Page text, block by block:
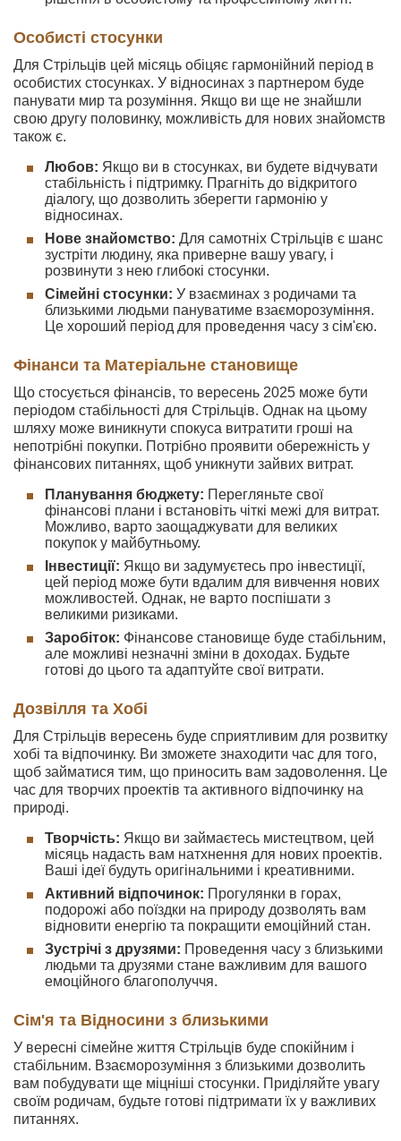
Особисті стосунки
Для Стрільців цей місяць обіцяє гармонійний період в
особистих стосунках. У відносинах з партнером буде
панувати мир та розуміння. Якщо ви ще не знайшли
свою другу половинку, можливість для нових знайомств
також є.
Любов: Якщо ви в стосунках, ви будете відчувати
стабільність і підтримку. Прагніть до відкритого
діалогу, що дозволить зберегти гармонію у
відносинах.
Нове знайомство: Для самотніх Стрільців є шанс
зустріти людину, яка приверне вашу увагу, і
розвинути з нею глибокі стосунки.
Сімейні стосунки: У взаєминах з родичами та
близькими людьми пануватиме взаєморозуміння.
Це хороший період для проведення часу з сім'єю.
Фінанси та Матеріальне становище
Що стосується фінансів, то вересень 2025 може бути
періодом стабільності для Стрільців. Однак на цьому
шляху може виникнути спокуса витратити гроші на
непотрібні покупки. Потрібно проявити обережність у
фінансових питаннях, щоб уникнути зайвих витрат.
Планування бюджету: Перегляньте свої
фінансові плани і встановіть чіткі межі для витрат.
Можливо, варто заощаджувати для великих
покупок у майбутньому.
Інвестиції: Якщо ви задумуєтесь про інвестиції,
цей період може бути вдалим для вивчення нових
можливостей. Однак, не варто поспішати з
великими ризиками.
Заробіток: Фінансове становище буде стабільним,
але можливі незначні зміни в доходах. Будьте
готові до цього та адаптуйте свої витрати.
Дозвілля та Хобі
Для Стрільців вересень буде сприятливим для розвитку
хобі та відпочинку. Ви зможете знаходити час для того,
щоб займатися тим, що приносить вам задоволення. Це
час для творчих проектів та активного відпочинку на
природі.
Творчість: Якщо ви займаєтесь мистецтвом, цей
місяць надасть вам натхнення для нових проектів.
Ваші ідеї будуть оригінальними і креативними.
Активний відпочинок: Прогулянки в горах,
подорожі або поїздки на природу дозволять вам
відновити енергію та покращити емоційний стан.
Зустрічі з друзями: Проведення часу з близькими
людьми та друзями стане важливим для вашого
емоційного благополуччя.
Сім'я та Відносини з близькими
У вересні сімейне життя Стрільців буде спокійним і
стабільним. Взаєморозуміння з близькими дозволить
вам побудувати ще міцніші стосунки. Приділяйте увагу
своїм родичам, будьте готові підтримати їх у важливих
питаннях.